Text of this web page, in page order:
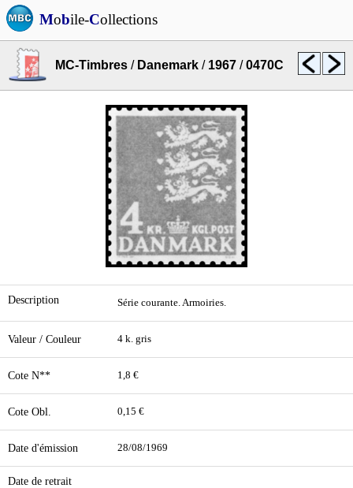
Mobile-Collections
MC-Timbres / Danemark / 1967 /0470C
Description Série courante. Armoiries.
Valeur / Couleur 4 k. gris
Cote N** 1,8 €
Cote Obl. 0,15 €
Date d'émission 28/08/1969
Date de retrait